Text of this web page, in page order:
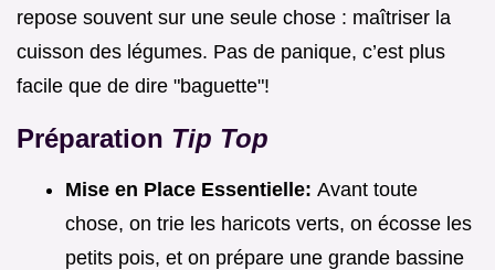
repose souvent sur une seule chose : maîtriser la
cuisson des légumes. Pas de panique, c’est plus
facile que de dire "baguette"!
Préparation Tip Top
Mise en Place Essentielle: Avant toute
chose, on trie les haricots verts, on écosse les
petits pois, et on prépare une grande bassine